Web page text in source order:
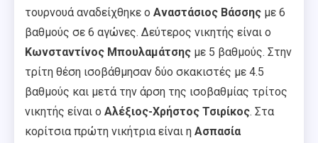
τουρνουά αναδείχθηκε ο Αναστάσιος Βάσσης με 6
βαθμούς σε 6 αγώνες. Δεύτερος νικητής είναι ο
Κωνσταντίνος Μπουλαμάτσης με 5 βαθμούς. Στην
τρίτη θέση ισοβάθμησαν δύο σκακιστές με 4.5
βαθμούς και μετά την άρση της ισοβαθμίας τρίτος
νικητής είναι ο Αλέξιος-Χρήστος Τσιρίκος. Στα
κορίτσια πρώτη νικήτρια είναι η Ασπασία